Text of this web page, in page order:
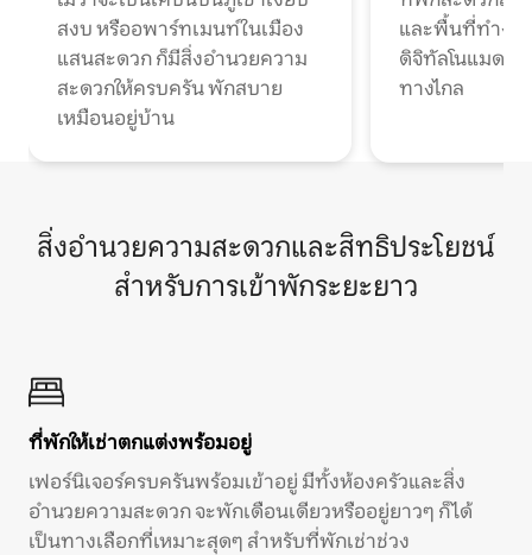
สงบ หรืออพาร์ทเมนท์ในเมือง
แสนสะดวก ก็มีสิ่งอำนวยความ
สะดวกให้ครบครัน พักสบาย
เหมือนอยู่บ้าน
และพื้นที่ทำงา
ดิจิทัลโนแมดแ
ทางไกล
สิ่งอำนวยความสะดวกและสิทธิประโยชน์
สำหรับการเข้าพักระยะยาว
ที่พักให้เช่าตกแต่งพร้อมอยู่
เฟอร์นิเจอร์ครบครันพร้อมเข้าอยู่ มีทั้งห้องครัวและสิ่ง
อำนวยความสะดวก จะพักเดือนเดียวหรืออยู่ยาวๆ ก็ได้
เป็นทางเลือกที่เหมาะสุดๆ สำหรับที่พักเช่าช่วง